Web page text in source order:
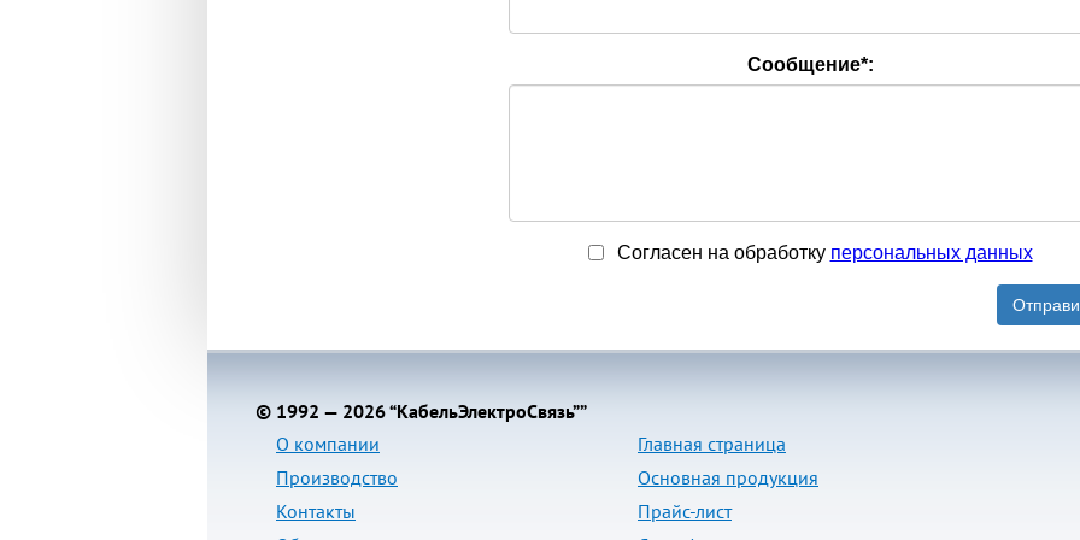
Сообщение*:
Согласен на обработку персональныx данных
© 1992 — 2026 “КабельЭлектроСвязь””
О компании
Производство
Контакты
Главная страница
Основная продукция
Прайс-лист